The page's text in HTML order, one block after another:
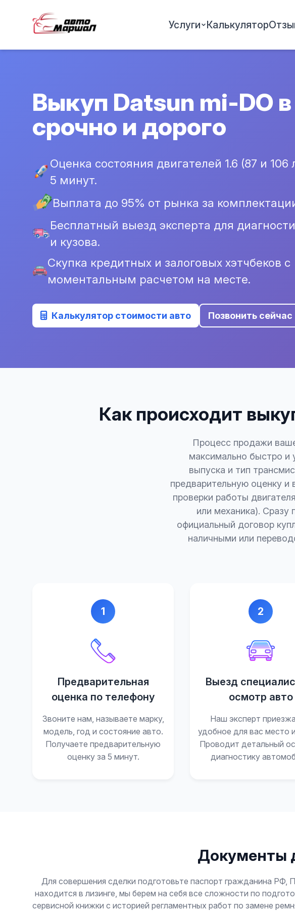
Услуги Калькулятор
Выкуп Datsun mi-DO
срочно и дорого
Оценка состояния двигателей 1.6 (87 и 106
5 минут.
Выплата до 95% от рынка за
Бесплатный выезд эксперта для
и кузова.
Скупка кредитных и залоговых хэтчбеков с
моментальным расчетом на месте.
Калькулятор стоимости авто Позвонить сейчас
Как происходит
Процесс продажи
максимально быстро и
выпуска и тип
предварительную оценку и
проверки работы
или механика).
официальный договор
наличными или
1
Предварительная
оценка по телефону
Звоните нам, называете марку,
модель, год и состояние авто.
Получаете предварительную
оценку за 5 минут.
2
Выезд
осмотр авто
Наш эксперт
удобное для вас место
Проводит детальный
диагностику
Документы
Для совершения сделки подготовьте паспорт гражданина
находится в лизинге, мы берем на себя все сложности по
сервисной книжки с историей регламентных работ по замене